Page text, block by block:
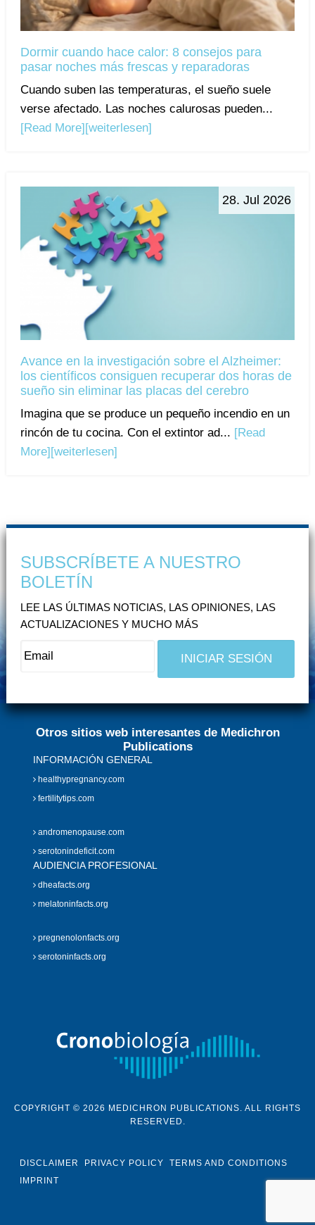
Dormir cuando hace calor: 8 consejos para
pasar noches más frescas y reparadoras
Cuando suben las temperaturas, el sueño suele
verse afectado. Las noches calurosas pueden...
[Read More] [weiterlesen]
28. Jul 2026
Avance en la investigación sobre el Alzheimer:
los científicos consiguen recuperar dos horas de
sueño sin eliminar las placas del cerebro
Imagina que se produce un pequeño incendio en un
rincón de tu cocina. Con el extintor ad... [Read
More][weiterlesen]
SUBSCRÍBETE A NUESTRO
BOLETÍN
LEE LAS ÚLTIMAS NOTICIAS, LAS OPINIONES, LAS
ACTUALIZACIONES Y MUCHO MÁS
Otros sitios web interesantes de Medichron
Publications
INFORMACIÓN GENERAL
healthypregnancy.com
fertilitytips.com
andromenopause.com
serotonindeficit.com
AUDIENCIA PROFESIONAL
dheafacts.org
melatoninfacts.org
pregnenolonfacts.org
serotoninfacts.org
COPYRIGHT © 2026 MEDICHRON PUBLICATIONS. ALL RIGHTS
RESERVED.
DISCLAIMER PRIVACY POLICY
TERMS AND CONDITIONS
IMPRINT